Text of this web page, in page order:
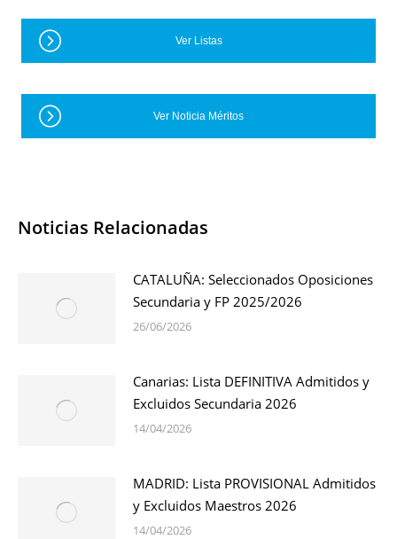
Ver Listas
Ver Noticia Méritos
Noticias Relacionadas
CATALUÑA: Seleccionados Oposiciones
Secundaria y FP 2025/2026
26/06/2026
Canarias: Lista DEFINITIVA Admitidos y
Excluidos Secundaria 2026
14/04/2026
MADRID: Lista PROVISIONAL Admitidos
y Excluidos Maestros 2026
14/04/2026